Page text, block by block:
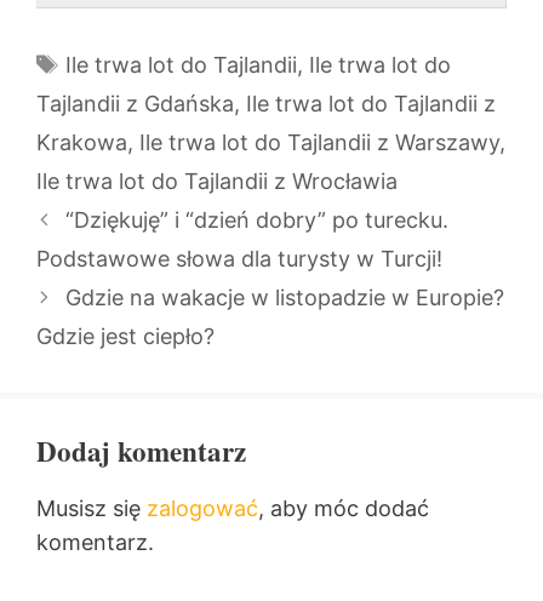
Tagi
Ile trwa lot do Tajlandii, Ile trwa lot do
Tajlandii z Gdańska, Ile trwa lot do Tajlandii z
Krakowa, Ile trwa lot do Tajlandii z Warszawy,
Ile trwa lot do Tajlandii z Wrocławia
“Dziękuję” i “dzień dobry” po turecku.
Podstawowe słowa dla turysty w Turcji!
Gdzie na wakacje w listopadzie w Europie?
Gdzie jest ciepło?
Dodaj komentarz
Musisz się zalogować, aby móc dodać
komentarz.